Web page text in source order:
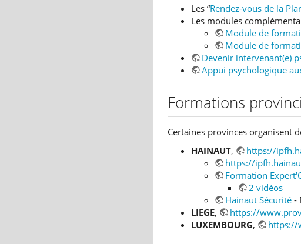
Les “Rendez-vous de la
Les modules
Module de
Module de
Devenir intervenant(e)
Appui psychologique
Formations
Certaines provinces organisent
HAINAUT,
https://
https://
Formation
2 vidéos
Hainaut Sécurité -
LIEGE,
https://
LUXEMBOURG, https://